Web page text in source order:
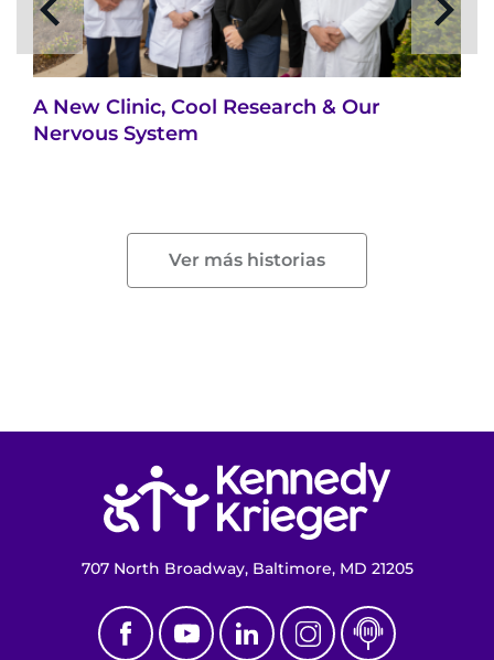
A New Clinic, Cool Research & Our
Nervous System
Ver más historias
707 North Broadway, Baltimore, MD 21205